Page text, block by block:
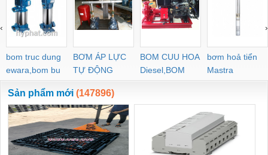
bom truc dung
ewara,bom bu
ewara
BƠM ÁP LỰC
TỰ ĐỘNG
BOM CUU HOA
Diesel,BOM
CHUA CHAY
bơm hoả tiển
Mastra
‹ ›
Sản phẩm mới (147896)